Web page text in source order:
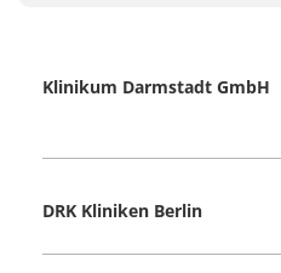
Klinikum Darmstadt GmbH
DRK Kliniken Berlin